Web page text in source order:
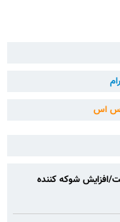
اس
افزایش شوکه کننده